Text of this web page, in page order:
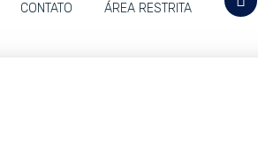
CONTATO ÁREA RESTRITA